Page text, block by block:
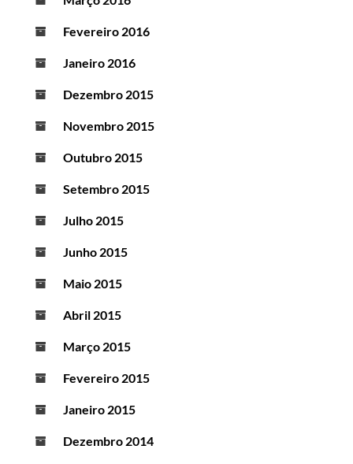
Fevereiro 2016
Janeiro 2016
Dezembro 2015
Novembro 2015
Outubro 2015
Setembro 2015
Julho 2015
Junho 2015
Maio 2015
Abril 2015
Março 2015
Fevereiro 2015
Janeiro 2015
Dezembro 2014